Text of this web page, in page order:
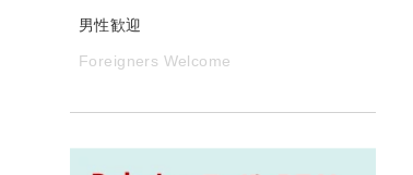
男性歓迎
Foreigners Welcome